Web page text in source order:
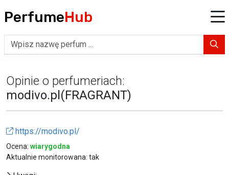
PerfumeHub
Opinie o perfumeriach:
modivo.pl(FRAGRANT)
https://modivo.pl/
Ocena: wiarygodna
Aktualnie monitorowana: tak